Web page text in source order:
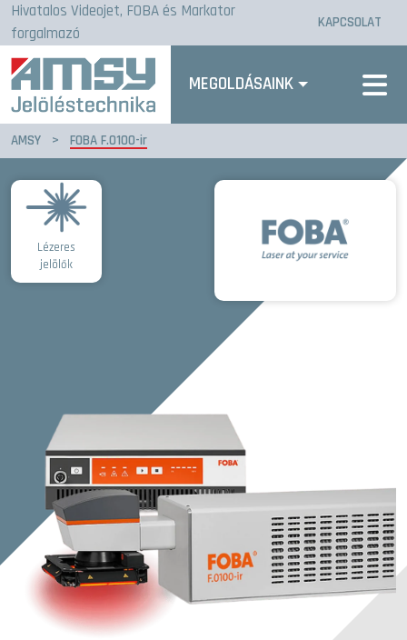
Hivatalos Videojet, FOBA és Markator
forgalmazó
KAPCSOLAT
MEGOLDÁSAINK
AMSY > FOBA F.0100-ir
Lézeres
jelölők